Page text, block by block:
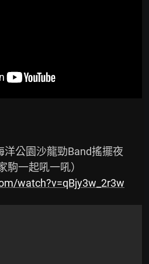
公園沙龍勁Band搖擺夜
watch?v=qBjy3w_2r3w